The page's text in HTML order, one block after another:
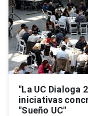
"La UC Dialoga
iniciativas
"Sueño UC"